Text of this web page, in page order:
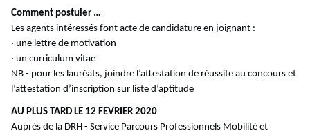
Comment postuler …
Les agents intéressés font acte de candidature en joignant :
· une lettre de motivation
· un curriculum vitae
NB - pour les lauréats, joindre l’attestation de réussite au concours et
l’attestation d’inscription sur liste d’aptitude
AU PLUS TARD LE 12 FEVRIER 2020
Auprès de la DRH - Service Parcours Professionnels Mobilité et